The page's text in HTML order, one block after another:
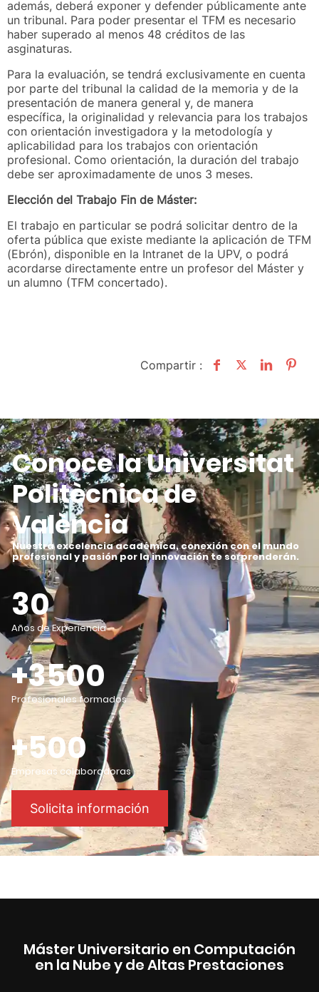
además, deberá exponer y defender públicamente ante
un tribunal. Para poder presentar el TFM es necesario
haber superado al menos 48 créditos de las
asginaturas.
Para la evaluación, se tendrá exclusivamente en cuenta
por parte del tribunal la calidad de la memoria y de la
presentación de manera general y, de manera
específica, la originalidad y relevancia para los trabajos
con orientación investigadora y la metodología y
aplicabilidad para los trabajos con orientación
profesional. Como orientación, la duración del trabajo
debe ser aproximadamente de unos 3 meses.
Elección del Trabajo Fin de Máster:
El trabajo en particular se podrá solicitar dentro de la
oferta pública que existe mediante la aplicación de TFM
(Ebrón), disponible en la Intranet de la UPV, o podrá
acordarse directamente entre un profesor del Máster y
un alumno (TFM concertado).
Compartir :
Conoce la Universitat
Politècnica de
València
Nuestra excelencia académica, conexión con el mundo
profesional y pasión por la innovación te sorprenderán.
30
Años de Experiencia
+3500
Profesionales formados
+500
Empresas colaboradoras
Solicita información
Máster Universitario en Computación
en la Nube y de Altas Prestaciones